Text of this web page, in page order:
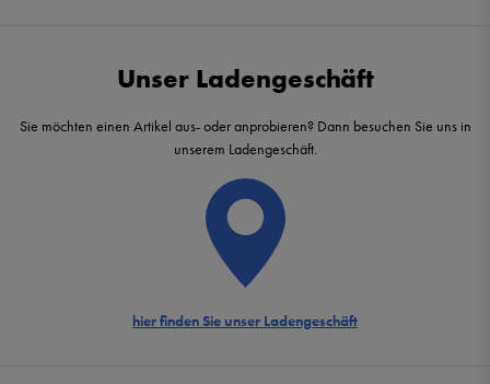
Unser Ladengeschäft
Sie möchten einen Artikel aus- oder anprobieren? Dann besuchen Sie uns in
unserem Ladengeschäft.
hier finden Sie unser Ladengeschäft